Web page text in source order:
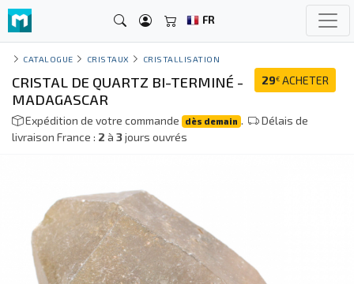
FR
CATALOGUE CRISTAUX CRISTALLISATION
29€ ACHETER
CRISTAL DE QUARTZ BI-TERMINÉ -
MADAGASCAR
Expédition de votre commande dès demain .
Délais de
livraison France : 2 à 3jours ouvrés